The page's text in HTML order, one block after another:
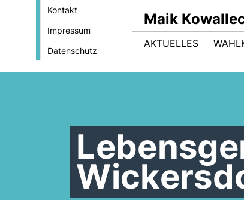
Kontakt
Impressum
Datenschutz
Maik
AKTUELLES